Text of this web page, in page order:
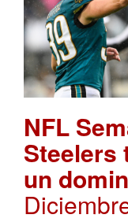
NFL
Steelers
un